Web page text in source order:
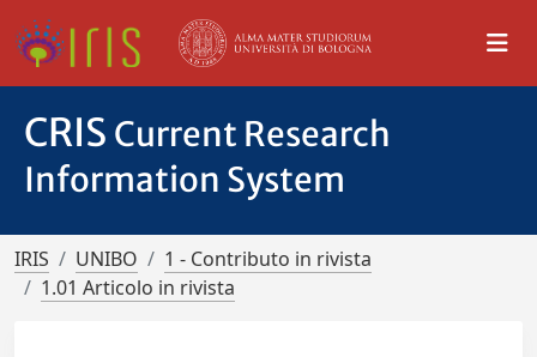
CRIS Current Research
Information System
IRIS UNIBO
1 - Contributo in rivista
1.01 Articolo in rivista